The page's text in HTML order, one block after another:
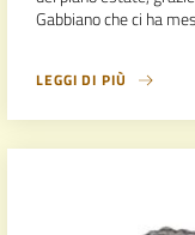
Gabbiano che ci ha
LEGGI DI PIÙ